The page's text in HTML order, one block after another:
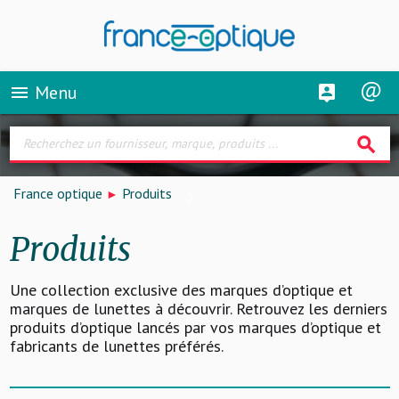
menu Menu
search
France optique Produits
Produits
Une collection exclusive des marques d’optique et
marques de lunettes à découvrir. Retrouvez les derniers
produits d’optique lancés par vos marques d’optique et
fabricants de lunettes préférés.